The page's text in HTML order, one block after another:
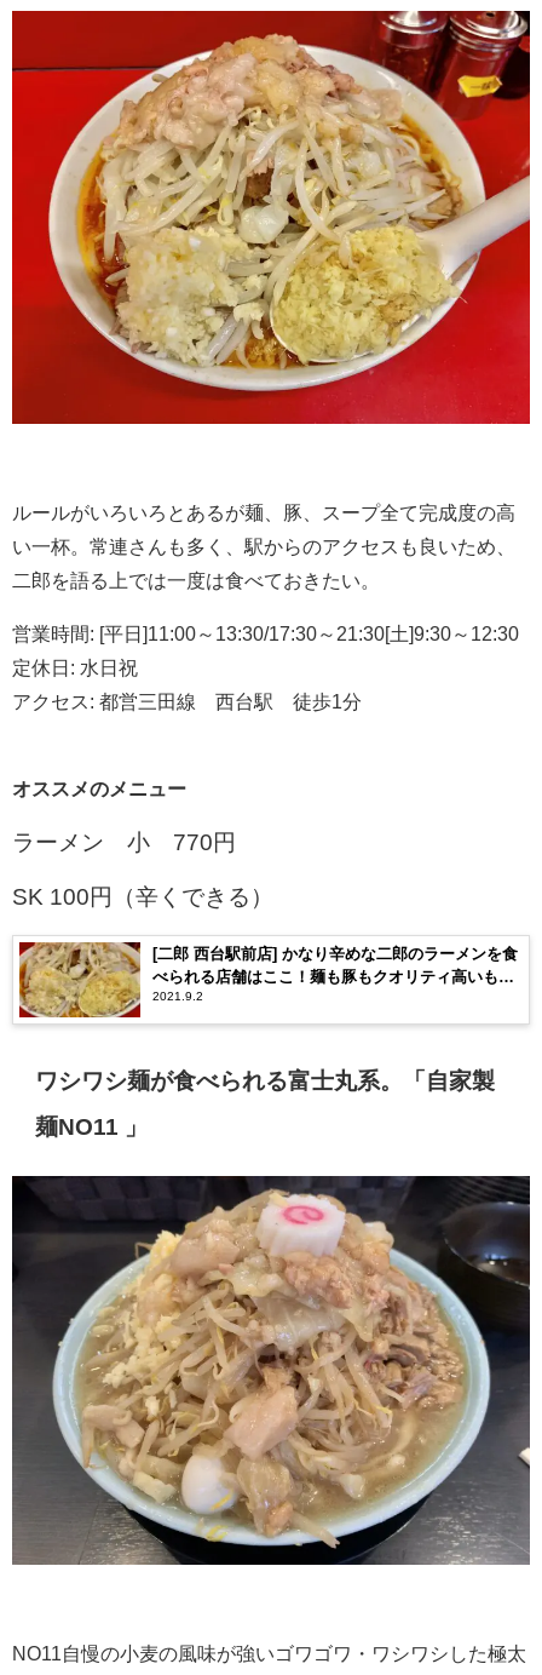
ルールがいろいろとあるが麺、豚、スープ全て完成度の高
い一杯。常連さんも多く、駅からのアクセスも良いため、
二郎を語る上では一度は食べておきたい。
営業時間: [平日]11:00～ 13:30/17:30～ 21:30[土]9:30～ 12:30
定休日 : 水日祝
アクセス: 都営三田線 西台駅 徒歩1分
オススメのメニュー
ラーメン 小 770円
SK 100円（辛くできる）
[二郎 西台駅前店] かなり辛めな二郎のラーメンを食
べられる店舗はここ！麺も豚もクオリティ高いもの
が提供される。ルールなどを詳しく解説。
2021.9.2
ワシワシ麺が食べられる富士丸系。「自家製
麺NO11 」
NO11自慢の小麦の風味が強いゴワゴワ・ワシワシした極太